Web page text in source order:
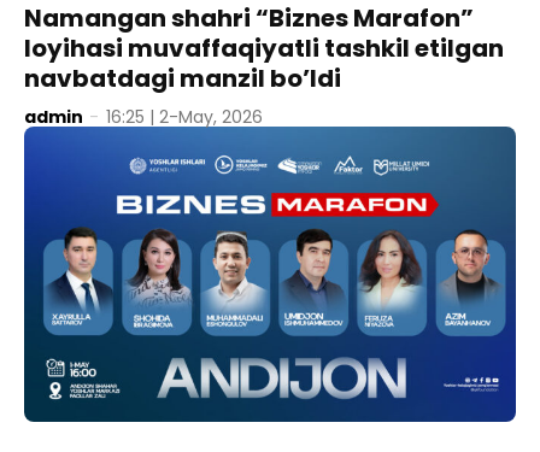
Namangan shahri “Biznes Marafon”
loyihasi muvaffaqiyatli tashkil etilgan
navbatdagi manzil bo’ldi
admin - 16:25 | 2-May, 2026